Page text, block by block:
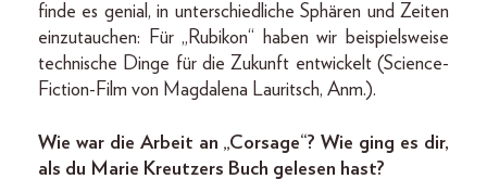
finde es genial, in unterschiedliche Sphären und Zeiten
einzutauchen: Für „Rubikon“ haben wir beispielsweise
technische Dinge für die Zukunft entwickelt (Science-
Fiction-Film von Magdalena Lauritsch, Anm.).
Wie war die Arbeit an „Corsage“? Wie ging es dir,
als du Marie Kreutzers Buch gelesen hast?